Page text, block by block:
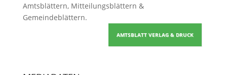
Amtsblättern, Mitteilungsblättern &
Gemeindeblättern.
AMTSBLATT VERLAG & DRUCK